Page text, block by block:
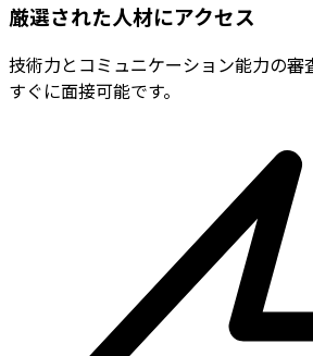
厳選された人材にアクセス
技術力とコミュニケーション能力の審
すぐに面接可能です。